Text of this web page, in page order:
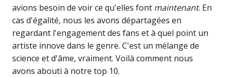
avions besoin de voir ce qu'elles font maintenant. En
cas d'égalité, nous les avons départagées en
regardant l'engagement des fans et à quel point un
artiste innove dans le genre. C'est un mélange de
science et d'âme, vraiment. Voilà comment nous
avons abouti à notre top 10.